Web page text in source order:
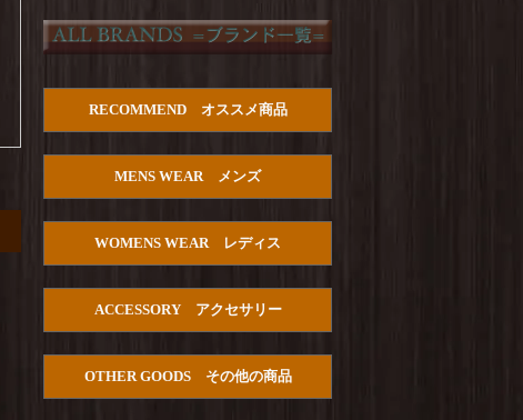
TURN ME ON : Cotton Gauze Open Collar Shirt
を更新しました！
PENDLETON : Double Gauze PW Open Collar
Shirt S/Sを更新しました！
U.S.ARMY Pullover Shirtsを更新しました！
Arvor Maree : FUHAKU SAILOR POLOを更
RECOMMEND オススメ商品
MENS WEAR メンズ
WOMENS WEAR レディス
ACCESSORY アクセサリー
OTHER GOODS その他の商品